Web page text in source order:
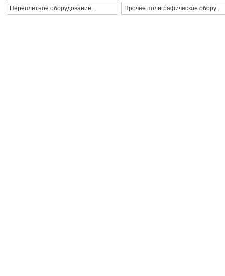
Переплетное оборудование... Прочее полиграфическое обору...